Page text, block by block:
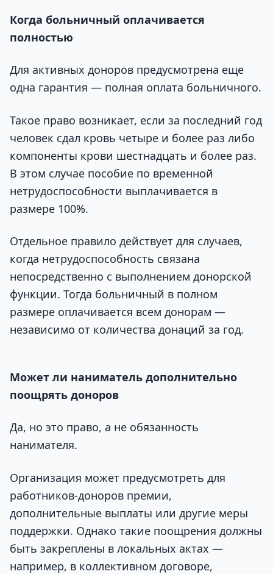
Когда больничный оплачивается
полностью
Для активных доноров предусмотрена еще
одна гарантия — полная оплата больничного.
Такое право возникает, если за последний год
человек сдал кровь четыре и более раз либо
компоненты крови шестнадцать и более раз.
В этом случае пособие по временной
нетрудоспособности выплачивается в
размере 100%.
Отдельное правило действует для случаев,
когда нетрудоспособность связана
непосредственно с выполнением донорской
функции. Тогда больничный в полном
размере оплачивается всем донорам —
независимо от количества донаций за год.
Может ли наниматель дополнительно
поощрять доноров
Да, но это право, а не обязанность
нанимателя.
Организация может предусмотреть для
работников-доноров премии,
дополнительные выплаты или другие меры
поддержки. Однако такие поощрения должны
быть закреплены в локальных актах —
например, в коллективном договоре,